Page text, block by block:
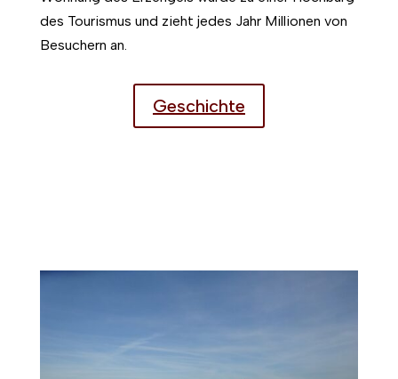
des Tourismus und zieht jedes Jahr Millionen von
Besuchern an.
Geschichte